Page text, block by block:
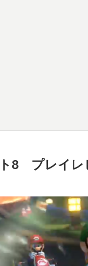
8 プレイレ